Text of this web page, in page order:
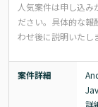
人気案件は申し込み
ださい。 具体的な報
わせ後に説明いたし
案件詳細
詳